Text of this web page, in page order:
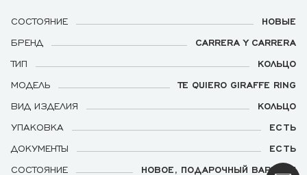
СОСТОЯНИЕ
НОВЫЕ
БРЕНД
CARRERA Y CARRERA
ТИП
КОЛЬЦО
МОДЕЛЬ
TE QUIERO GIRAFFE RING
ВИД ИЗДЕЛИЯ
КОЛЬЦО
УПАКОВКА
ЕСТЬ
ДОКУМЕНТЫ
ЕСТЬ
СОСТОЯНИЕ
НОВОЕ, ПОДАРОЧНЫЙ ВАРИАНТ